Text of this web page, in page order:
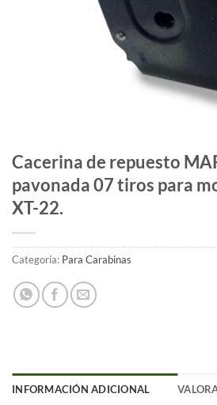
Cacerina de repuesto
pavonada 07 tiros para
XT-22.
Categoría: Para Carabinas
INFORMACIÓN ADICIONAL